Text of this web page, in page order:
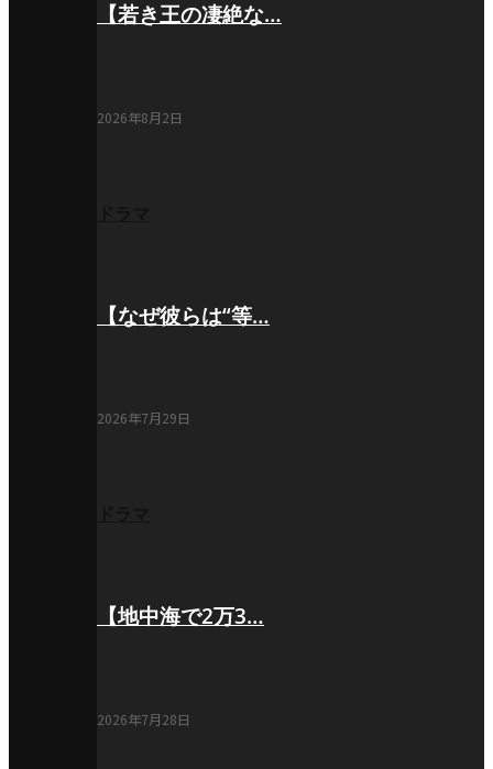
【若き王の凄絶な…
2026年8月2日
【なぜ彼らは“等…
2026年7月29日
【地中海で2万3…
2026年7月28日